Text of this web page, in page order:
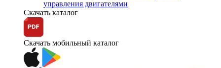
управления двигателями
Скачать каталог
Скачать мобильный каталог